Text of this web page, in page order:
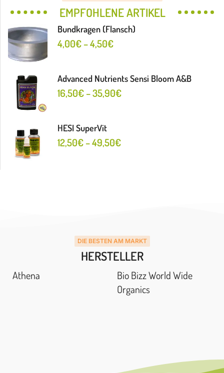
EMPFOHLENE ARTIKEL
Bundkragen (Flansch)
4,00€–4,50€
Advanced Nutrients Sensi Bloom A&B
16,50€–35,90€
HESI SuperVit
12,50€–49,50€
DIE BESTEN AM MARKT
HERSTELLER
Athena
Bio Bizz World Wide
Organics